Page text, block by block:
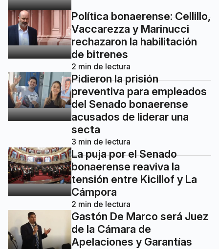
Política bonaerense: Cellillo,
Vaccarezza y Marinucci
rechazaron la habilitación
de bitrenes
2 min de lectura
Pidieron la prisión
preventiva para empleados
del Senado bonaerense
acusados de liderar una
secta
3 min de lectura
La puja por el Senado
bonaerense reaviva la
tensión entre Kicillof y La
Cámpora
2 min de lectura
Gastón De Marco será Juez
de la Cámara de
Apelaciones y Garantías